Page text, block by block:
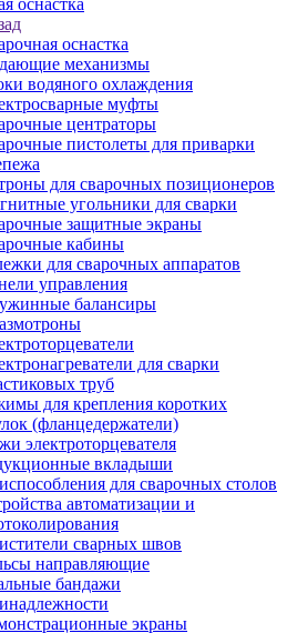
оснастка
оснастка
механизмы
водяного охлаждения
муфты
центраторы
пистолеты для приварки
для сварочных позиционеров
угольники для сварки
защитные экраны
кабины
для сварочных аппаратов
управления
балансиры
для сварки
труб
для крепления коротких
(фланцедержатели)
электроторцевателя
вкладыши
для сварочных столов
автоматизации и
сварных швов
направляющие
бандажи
экраны